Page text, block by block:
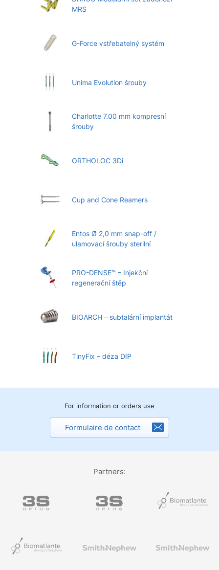
MRS
G-Force vstřebatelný systém
Unima Evolution šrouby
Charlotte 7.00 mm kompresní
šrouby
ORTHOLOC 3Di
Cup and Cone Reamers
Entos Ø 2,0 mm snap-off /
ulamovací šrouby sterilní
PRO-DENSE™ – Injekční
regenerační štěp
BIOARCH – subtalární implantát
TinyFix – déza DIP
For information or orders use
Formulaire de contact
Partners: